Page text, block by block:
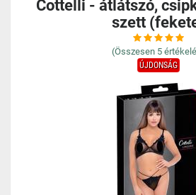
Cottelli - átlátszó,
szett
(Összesen 5
ÚJDONSÁG